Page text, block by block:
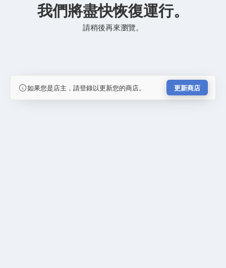
我們將盡快恢復運行。
請稍後再來瀏覽。
如果您是店主，請登錄以更新您的商店。 更新商店